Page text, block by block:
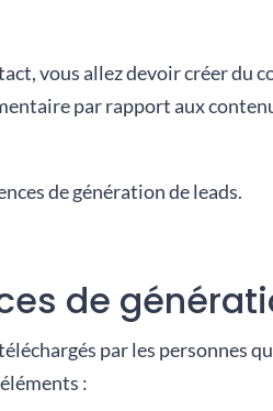
vous allez devoir créer du
par rapport aux
de génération de leads.
de
par les personnes
: